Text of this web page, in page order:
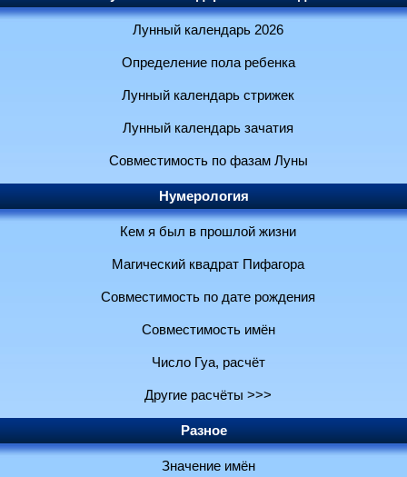
Лунный календарь 2026
Определение пола ребенка
Лунный календарь стрижек
Лунный календарь зачатия
Совместимость по фазам Луны
Нумерология
Кем я был в прошлой жизни
Магический квадрат Пифагора
Совместимость по дате рождения
Совместимость имён
Число Гуа, расчёт
Другие расчёты >>>
Разное
Значение имён